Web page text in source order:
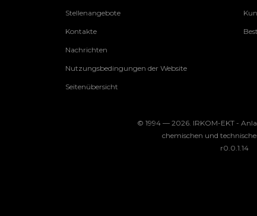
Stellenangebote
Kontakte
Nachrichten
Nutzungsbedingungen der Website
Seitenübersicht
© 1994 — 2026. IRKOM-EKT -
chemischen und
r0.0.1.14